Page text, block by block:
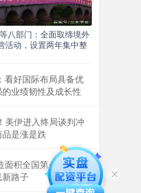
八部门：全面取缔境外
活动，设置两年集中整
看好国际布局具备优
业绩韧性及成长性
美伊进入终局谈判冲
是涨是跌
面积全国第一！广东
路子